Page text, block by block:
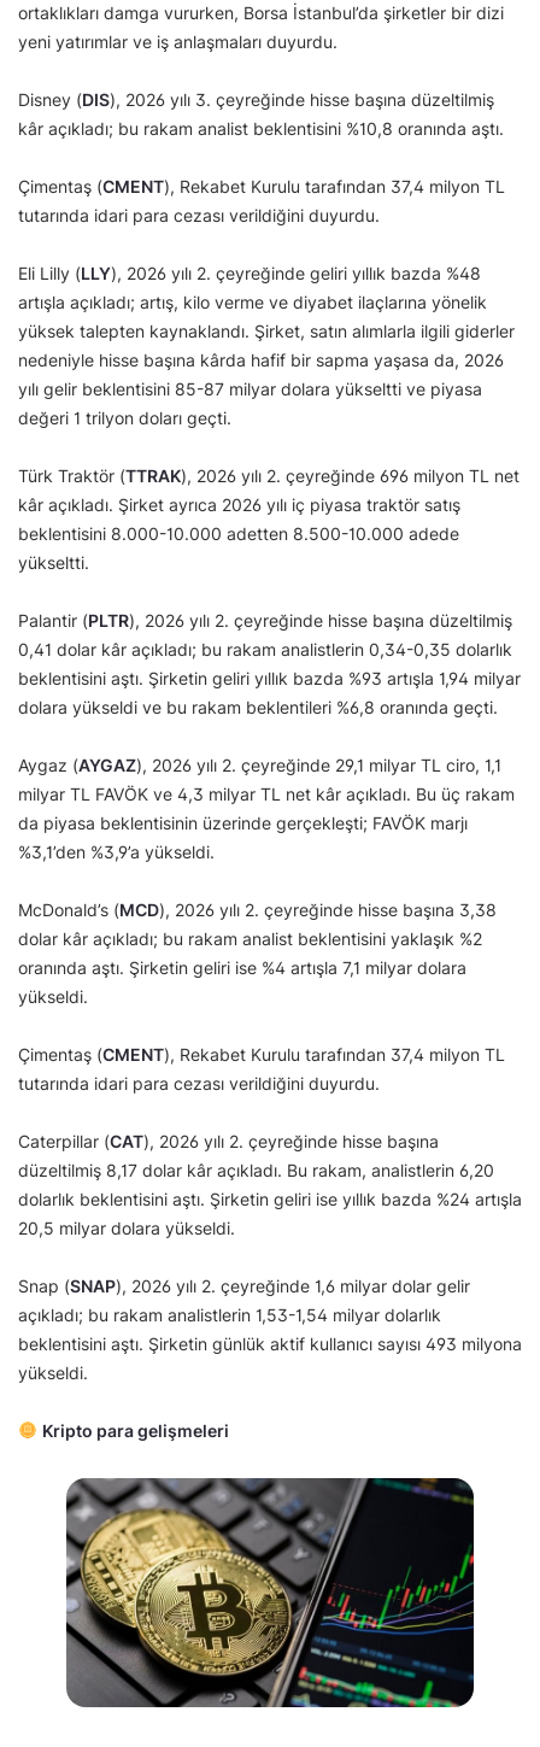
ortaklıkları damga vururken, Borsa İstanbul’da şirketler bir dizi
yeni yatırımlar ve iş anlaşmaları duyurdu.
Disney (DIS), 2026 yılı 3. çeyreğinde hisse başına düzeltilmiş
kâr açıkladı; bu rakam analist beklentisini %10,8 oranında aştı.
Çimentaş (CMENT), Rekabet Kurulu tarafından 37,4 milyon TL
tutarında idari para cezası verildiğini duyurdu.
Eli Lilly (LLY), 2026 yılı 2. çeyreğinde geliri yıllık bazda %48
artışla açıkladı; artış, kilo verme ve diyabet ilaçlarına yönelik
yüksek talepten kaynaklandı. Şirket, satın alımlarla ilgili giderler
nedeniyle hisse başına kârda hafif bir sapma yaşasa da, 2026
yılı gelir beklentisini 85-87 milyar dolara yükseltti ve piyasa
değeri 1 trilyon doları geçti.
Türk Traktör (TTRAK), 2026 yılı 2. çeyreğinde 696 milyon TL net
kâr açıkladı. Şirket ayrıca 2026 yılı iç piyasa traktör satış
beklentisini 8.000-10.000 adetten 8.500-10.000 adede
yükseltti.
Palantir (PLTR), 2026 yılı 2. çeyreğinde hisse başına düzeltilmiş
0,41 dolar kâr açıkladı; bu rakam analistlerin 0,34-0,35 dolarlık
beklentisini aştı. Şirketin geliri yıllık bazda %93 artışla 1,94 milyar
dolara yükseldi ve bu rakam beklentileri %6,8 oranında geçti.
Aygaz (AYGAZ), 2026 yılı 2. çeyreğinde 29,1 milyar TL ciro, 1,1
milyar TL FAVÖK ve 4,3 milyar TL net kâr açıkladı. Bu üç rakam
da piyasa beklentisinin üzerinde gerçekleşti; FAVÖK marjı
%3,1’den %3,9’a yükseldi.
McDonald’s (MCD), 2026 yılı 2. çeyreğinde hisse başına 3,38
dolar kâr açıkladı; bu rakam analist beklentisini yaklaşık %2
oranında aştı. Şirketin geliri ise %4 artışla 7,1 milyar dolara
yükseldi.
Çimentaş (CMENT), Rekabet Kurulu tarafından 37,4 milyon TL
tutarında idari para cezası verildiğini duyurdu.
Caterpillar (CAT), 2026 yılı 2. çeyreğinde hisse başına
düzeltilmiş 8,17 dolar kâr açıkladı. Bu rakam, analistlerin 6,20
dolarlık beklentisini aştı. Şirketin geliri ise yıllık bazda %24 artışla
20,5 milyar dolara yükseldi.
Snap (SNAP), 2026 yılı 2. çeyreğinde 1,6 milyar dolar gelir
açıkladı; bu rakam analistlerin 1,53-1,54 milyar dolarlık
beklentisini aştı. Şirketin günlük aktif kullanıcı sayısı 493 milyona
yükseldi.
Kripto para gelişmeleri